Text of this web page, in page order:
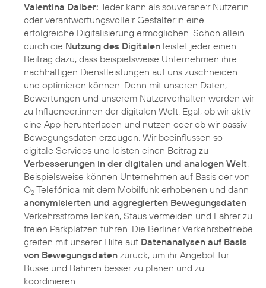
Valentina Daiber: Jeder kann als souveräne:r Nutzer:in
oder verantwortungsvolle:r Gestalter:in eine
erfolgreiche Digitalisierung ermöglichen. Schon allein
durch die Nutzung des Digitalen leistet jeder einen
Beitrag dazu, dass beispielsweise Unternehmen ihre
nachhaltigen Dienstleistungen auf uns zuschneiden
und optimieren können. Denn mit unseren Daten,
Bewertungen und unserem Nutzerverhalten werden wir
zu Influencer:innen der digitalen Welt. Egal, ob wir aktiv
eine App herunterladen und nutzen oder ob wir passiv
Bewegungsdaten erzeugen. Wir beeinflussen so
digitale Services und leisten einen Beitrag zu
Verbesserungen in der digitalen und analogen Welt.
Beispielsweise können Unternehmen auf Basis der von
O2 Telefónica mit dem Mobilfunk erhobenen und dann
anonymisierten und aggregierten Bewegungsdaten
Verkehrsströme lenken, Staus vermeiden und Fahrer zu
freien Parkplätzen führen. Die Berliner Verkehrsbetriebe
greifen mit unserer Hilfe auf Datenanalysen auf Basis
von Bewegungsdaten zurück, um ihr Angebot für
Busse und Bahnen besser zu planen und zu
koordinieren.